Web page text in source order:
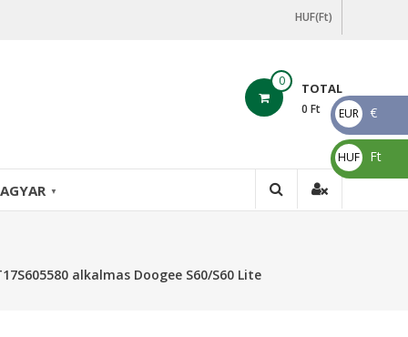
HUF(Ft)
0 TOTAL
0 Ft
▼
alkalmas Doogee S60/S60 Lite
EUR
€
€
HUF
Ft
Ft